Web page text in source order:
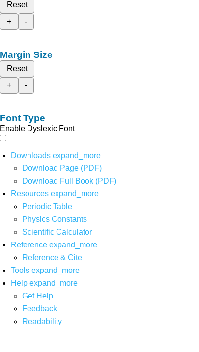
Reset
+
-
Margin Size
Reset
+
-
Font Type
Enable Dyslexic Font
Downloads expand_more
Download Page (PDF)
Download Full Book (PDF)
Resources expand_more
Periodic Table
Physics Constants
Scientific Calculator
Reference expand_more
Reference & Cite
Tools expand_more
Help expand_more
Get Help
Feedback
Readability